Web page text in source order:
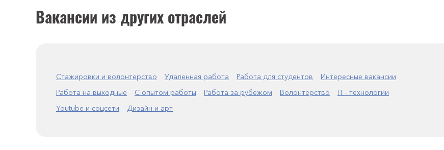
Вакансии из других отраслей
Стажировки и волонтерство Удаленная работа Работа для студентов
Интересные вакансии
Работа на выходные
С опытом работы Работа за рубежом Волонтерство
IT - технологии
Youtube и соцсети
Дизайн и арт